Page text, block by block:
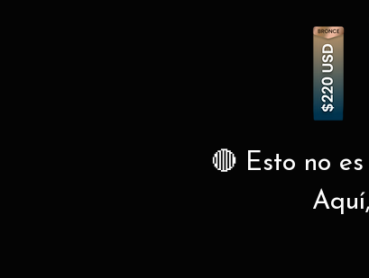
🔴 Esto no